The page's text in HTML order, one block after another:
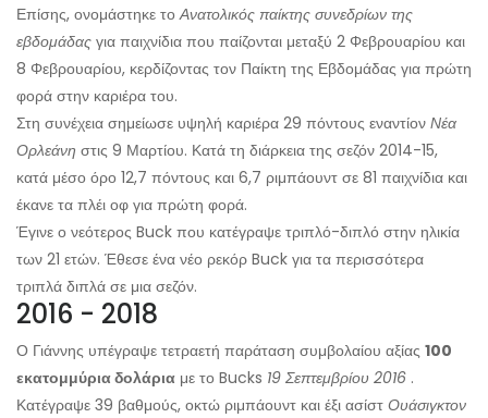
Επίσης, ονομάστηκε τοΑνατολικός παίκτης συνεδρίων της
εβδομάδας για παιχνίδια που παίζονται μεταξύ 2 Φεβρουαρίου και
8 Φεβρουαρίου, κερδίζοντας τον Παίκτη της Εβδομάδας για πρώτη
φορά στην καριέρα του.
Στη συνέχεια σημείωσε υψηλή καριέρα 29 πόντους εναντίον Νέα
Ορλεάνη στις 9 Μαρτίου. Κατά τη διάρκεια της σεζόν 2014-15,
κατά μέσο όρο 12,7 πόντους και 6,7 ριμπάουντ σε 81 παιχνίδια και
έκανε τα πλέι οφ για πρώτη φορά.
Έγινε ο νεότερος Buck που κατέγραψε τριπλό-διπλό στην ηλικία
των 21 ετών. Έθεσε ένα νέο ρεκόρ Buck για τα περισσότερα
τριπλά διπλά σε μια σεζόν.
2016 - 2018
Ο Γιάννης υπέγραψε τετραετή παράταση συμβολαίου αξίας 100
εκατομμύρια δολάρια με το Bucks 19 Σεπτεμβρίου 2016 .
Κατέγραψε 39 βαθμούς, οκτώ ριμπάουντ και έξι ασίστ Ουάσιγκτον